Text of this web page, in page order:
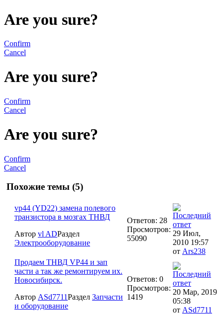
Are you sure?
Confirm
Cancel
Are you sure?
Confirm
Cancel
Are you sure?
Confirm
Cancel
Похожие темы (5)
vp44 (YD22) замена полевого
транзистора в мозгах ТНВД
Автор vl ADРаздел
Электрооборудование
Ответов: 28
Просмотров:
55090
29 Июл,
2010 19:57
от Ars238
Продаем ТНВД VP44 и зап
части а так же ремонтируем их.
Новосибирск.
Автор ASd7711Раздел Запчасти
и оборудование
Ответов: 0
Просмотров:
1419
20 Мар, 2019
05:38
от ASd7711